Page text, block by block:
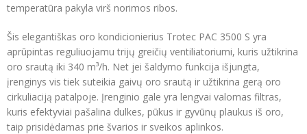
temperatūra pakyla virš norimos ribos.
Šis elegantiškas oro kondicionierius Trotec PAC 3500 S yra
aprūpintas reguliuojamu trijų greičių ventiliatoriumi, kuris užtikrina
oro srautą iki 340 m³/h. Net jei šaldymo funkcija išjungta,
įrenginys vis tiek suteikia gaivų oro srautą ir užtikrina gerą oro
cirkuliaciją patalpoje. Įrenginio gale yra lengvai valomas filtras,
kuris efektyviai pašalina dulkes, pūkus ir gyvūnų plaukus iš oro,
taip prisidėdamas prie švarios ir sveikos aplinkos.